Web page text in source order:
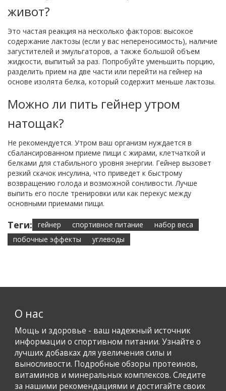
живот?
Это частая реакция на несколько факторов: высокое
содержание лактозы (если у вас непереносимость), наличие
загустителей и эмульгаторов, а также большой объем
жидкости, выпитый за раз. Попробуйте уменьшить порцию,
разделить прием на две части или перейти на гейнер на
основе изолята белка, который содержит меньше лактозы.
Можно ли пить гейнер утром
натощак?
Не рекомендуется. Утром ваш организм нуждается в
сбалансированном приеме пищи с жирами, клетчаткой и
белками для стабильного уровня энергии. Гейнер вызовет
резкий скачок инсулина, что приведет к быстрому
возвращению голода и возможной сонливости. Лучше
выпить его после тренировки или как перекус между
основными приемами пищи.
Теги: гейнер спортивное питание
набор веса
побочные эффекты
углеводы
О нас
Мощь и здоровье - ваш надежный источник
информации о спортивном питании. Узнайте о
лучших добавках для увеличения силы и
выносливости. Подробные обзоры протеинов,
витаминов и минеральных комплексов. Следите
за нашими рекомендациями и достигайте своих